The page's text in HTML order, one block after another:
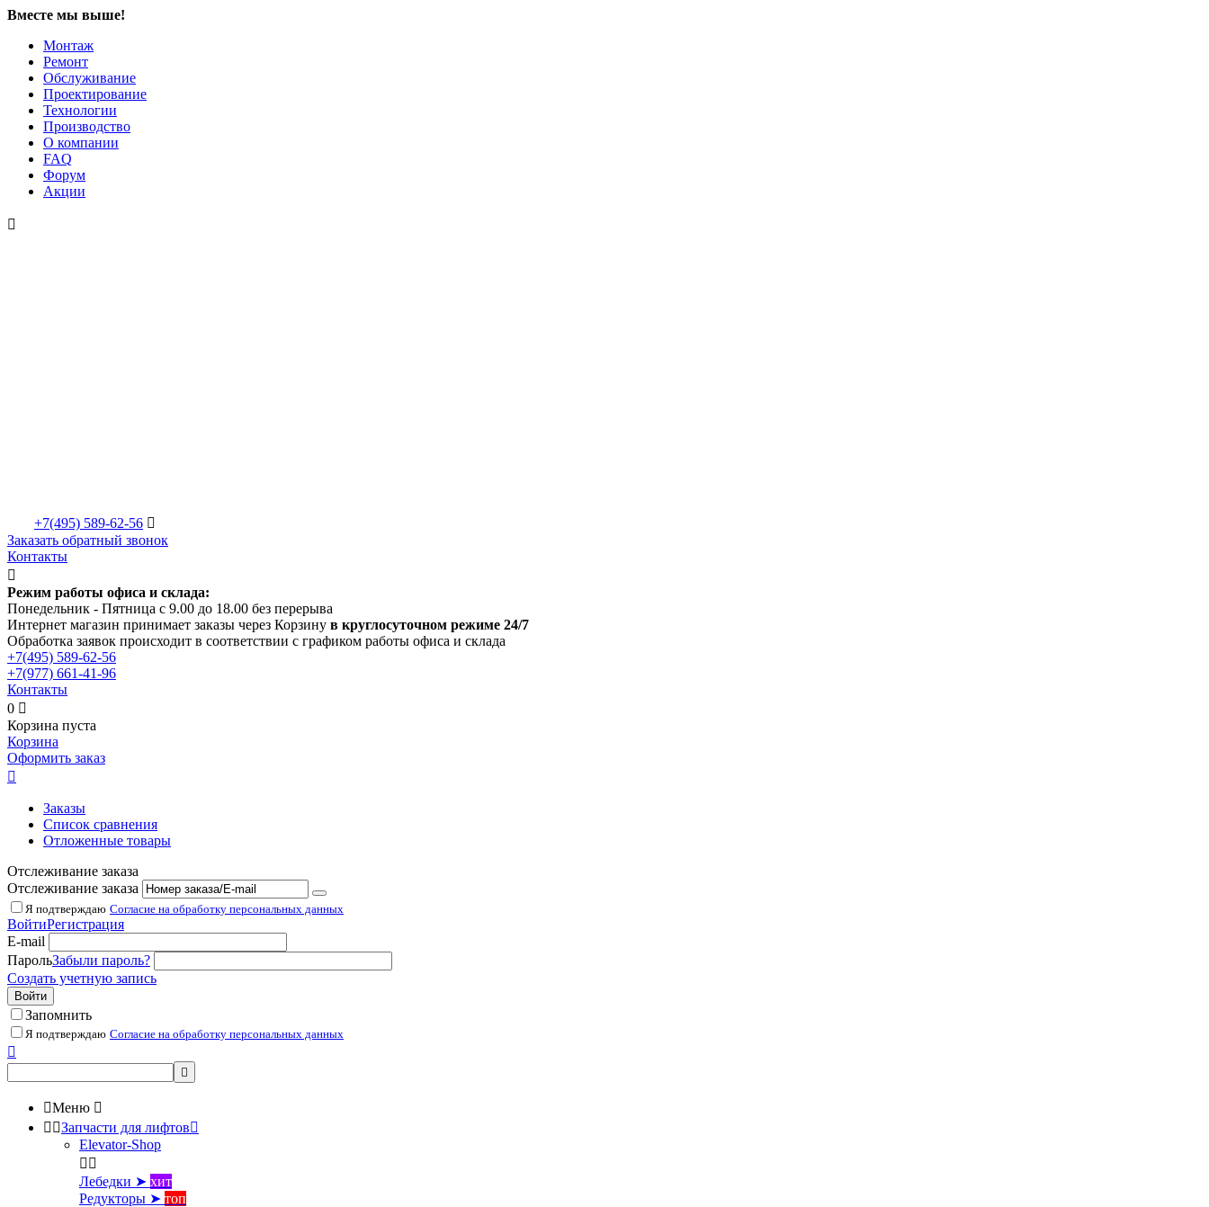
Вместе мы выше!
Монтаж
Ремонт
Обслуживание
Проектирование
Технологии
Производство
О компании
FAQ
Форум
Акции

+7(495) 589-62-56 
Заказать обратный звонок
Контакты

Режим работы офиса и склада:
Понедельник - Пятница с 9.00 до 18.00 без перерыва
Интернет магазин принимает заказы через Корзину в круглосуточном режиме 24/7
Обработка заявок происходит в соответствии с графиком работы офиса и склада
+7(495) 589-62-56
+7(977) 661-41-96
Контакты
0 
Корзина пуста
Корзина
Оформить заказ

Заказы
Список сравнения
Отложенные товары
Отслеживание заказа
Отслеживание заказа
Я подтверждаю Согласие на обработку персональных данных
ВойтиРегистрация
E-mail
ПарольЗабыли пароль?
Создать учетную запись
Войти
Запомнить
Я подтверждаю Согласие на обработку персональных данных


Меню 
 Запчасти для лифтов
Elevator-Shop
 
Лебедки ➤ хит
Редукторы ➤ топ